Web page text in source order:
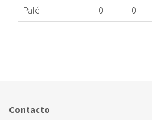
Palé
0 0
Contacto